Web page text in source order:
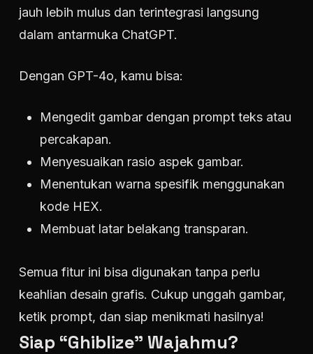
jauh lebih mulus dan terintegrasi langsung
dalam antarmuka ChatGPT.
Dengan GPT-4o, kamu bisa:
Mengedit gambar dengan prompt teks atau
percakapan.
Menyesuaikan rasio aspek gambar.
Menentukan warna spesifik menggunakan
kode HEX.
Membuat latar belakang transparan.
Semua fitur ini bisa digunakan tanpa perlu
keahlian desain grafis. Cukup unggah gambar,
ketik prompt, dan siap menikmati hasilnya!
Siap “Ghiblize” Wajahmu?